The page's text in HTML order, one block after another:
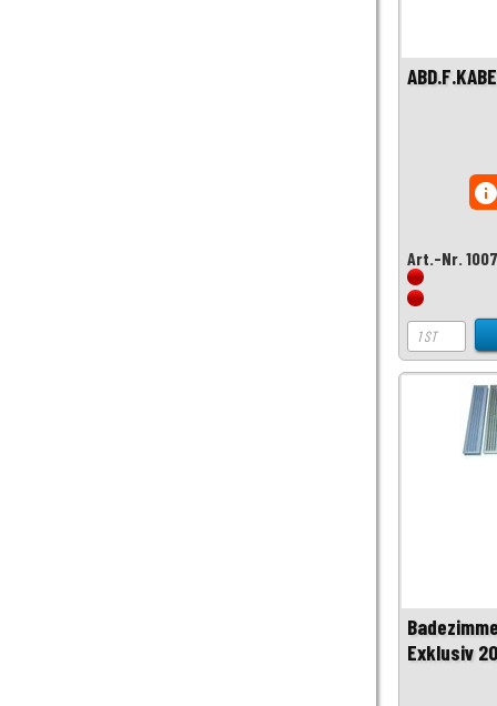
Art.-Nr.
Exklusiv